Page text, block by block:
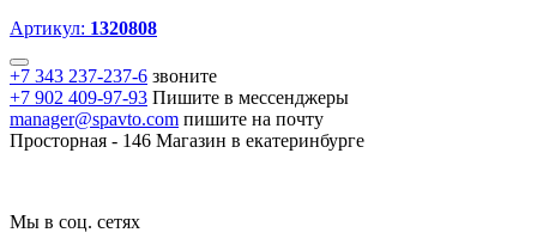
Артикул: 1320808
+7 343 237-237-6 звоните
+7 902 409-97-93 Пишите в мессенджеры
manager@spavto.com пишите на почту
Просторная - 146 Магазин в екатеринбурге
Мы в соц. сетях